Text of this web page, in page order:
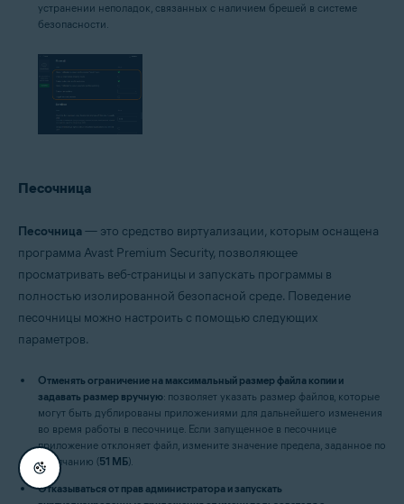
устранении неполадок, связанных с наличием брешей в системе
безопасности.
Песочница
Песочница— это средство виртуализации, которым оснащена
программа Avast Premium Security, позволяющее
просматривать веб-страницы и запускать программы в
полностью изолированной безопасной среде. Поведение
песочницы можно настроить с помощью следующих
параметров.
Отменять ограничение на максимальный размер файла копии и
задавать размер вручную: позволяет указать размер файлов, которые
могут быть дублированы приложениями для дальнейшего изменения
во время работы в песочнице. Если запущенное в песочнице
приложение отклоняет файл, измените значение предела, заданное по
умолчанию (51 МБ).
Отказываться от прав администратора и запускать